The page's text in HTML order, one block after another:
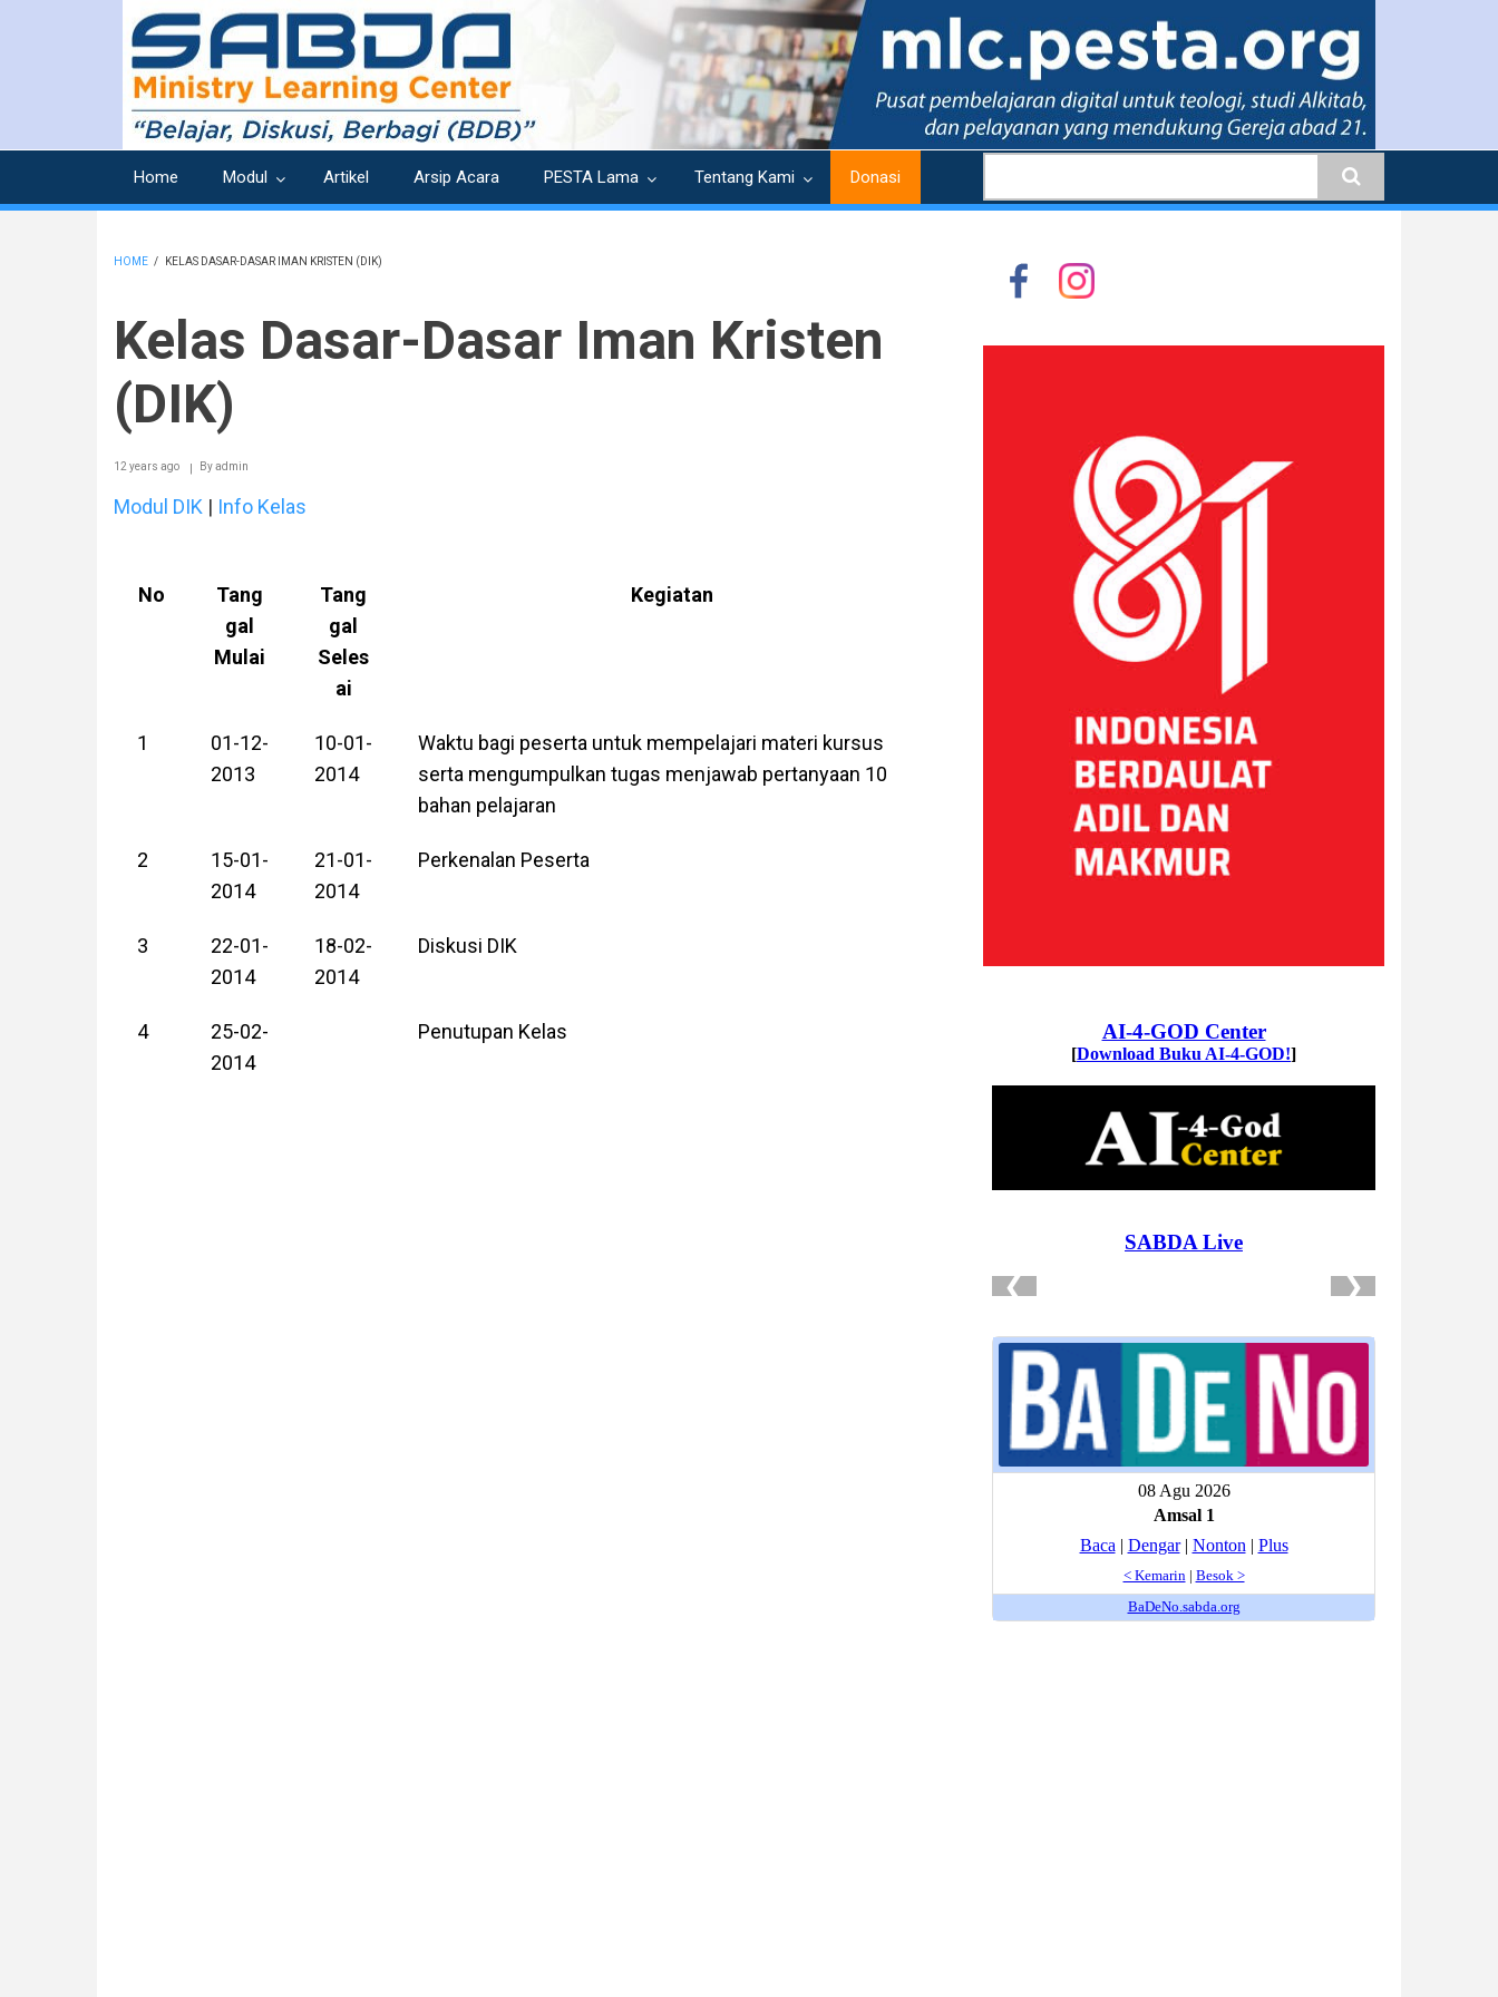
Home Modul Artikel Arsip Acara PESTA Lama Tentang Kami Donasi
HOME / KELAS DASAR-DASAR IMAN KRISTEN (DIK)
Kelas Dasar-Dasar Iman Kristen
(DIK)
12 years ago Byadmin
Modul DIK | Info Kelas
No
Tang
gal
Mulai
Tang
gal
Seles
ai
Kegiatan
1
01-12-
2013
10-01-
2014
Waktu bagi peserta untuk mempelajari materi kursus
serta mengumpulkan tugas menjawab pertanyaan 10
bahan pelajaran
2
15-01-
2014
21-01-
2014
Perkenalan Peserta
3
22-01-
2014
18-02-
2014
Diskusi DIK
4
25-02-
2014
Penutupan Kelas